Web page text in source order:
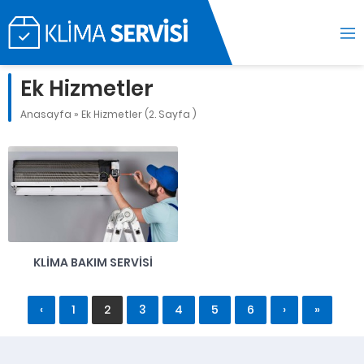
Ek Hizmetler
Anasayfa » Ek Hizmetler (2. Sayfa )
KLIMA BAKIM SERVISI
‹ 1 2 3 4 5 6 › »